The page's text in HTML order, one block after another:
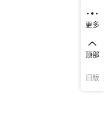
更多
顶部
旧版